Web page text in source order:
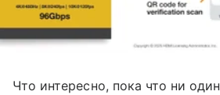
Что интересно, пока что ни один